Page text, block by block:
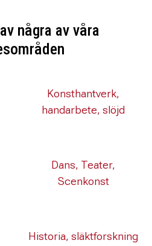
några av våra
Konsthantverk,
handarbete, slöjd
Dans, Teater,
Scenkonst
Historia, släktforskning